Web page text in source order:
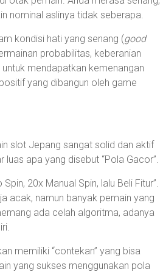
nominal aslinya tidak seberapa.
kondisi hati yang senang (good
probabilitas, keberanian
mendapatkan kemenangan
yang dibangun oleh game
slot Jepang sangat solid dan aktif
apa yang disebut “Pola Gacor”.
20x Manual Spin, lalu Beli Fitur”.
acak, namun banyak pemain yang
ada celah algoritma, adanya
memiliki “contekan” yang bisa
yang sukses menggunakan pola